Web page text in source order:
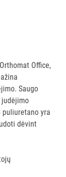
Office,
Saugo
yra
dėvint